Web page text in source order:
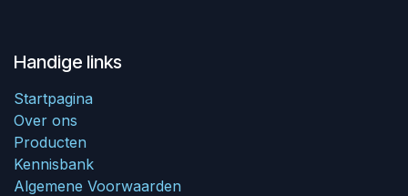
Handige links
Startpagina
Over ons
Producten
Kennisbank
Algemene Voorwaarden